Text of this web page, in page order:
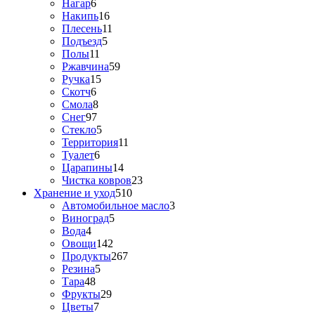
Нагар6
Накипь16
Плесень11
Подъезд5
Полы11
Ржавчина59
Ручка15
Скотч6
Смола8
Снег97
Стекло5
Территория11
Туалет6
Царапины14
Чистка ковров23
Хранение и уход510
Автомобильное масло3
Виноград5
Вода4
Овощи142
Продукты267
Резина5
Тара48
Фрукты29
Цветы7